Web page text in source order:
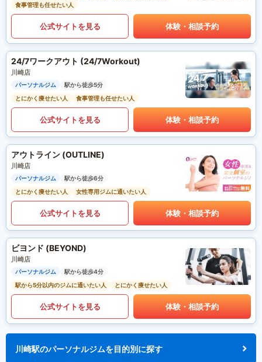
食事管理も任せたい人
公式サイトを見る 体験・相談予約
24/7ワークアウト (24/7Workout)
川崎店
パーソナルジム
駅から徒歩5分
とにかく痩せたい人
食事管理も任せたい人
公式サイトを見る 体験・相談予約
アウトライン (OUTLINE)
川崎店
パーソナルジム
駅から徒歩6分
とにかく痩せたい人
女性専用ジムに通いたい人
公式サイトを見る 体験・相談予約
ビヨンド (BEYOND)
川崎店
パーソナルジム
駅から徒歩4分
駅から5分以内のジムに通いたい人
とにかく痩せたい人
公式サイトを見る 体験・相談予約
川崎駅のパーソナルジムを目的別に探す